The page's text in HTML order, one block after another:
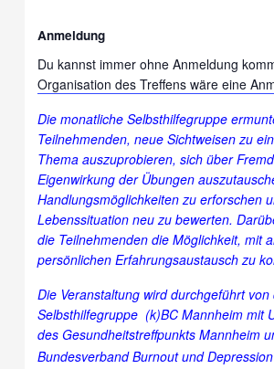
Anmeldung
Du kannst immer ohne Anmeldung
Organisation des Treffens wäre eine
Die monatliche Selbsthilfegruppe
Teilnehmenden, neue Sichtweisen zu
Thema auszuprobieren, sich über
Eigenwirkung der Übungen
Handlungsmöglichkeiten zu erforschen
Lebenssituation neu zu bewerten.
die Teilnehmenden die Möglichkeit, mit
persönlichen Erfahrungsaustausch zu
Die Veranstaltung wird durchgeführt von
Selbsthilfegruppe (k)BC Mannheim mit
des Gesundheitstreffpunkts Mannheim
Bundesverband Burnout und